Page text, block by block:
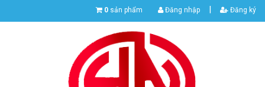
0 sản phẩm Đăng nhập | Đăng ký